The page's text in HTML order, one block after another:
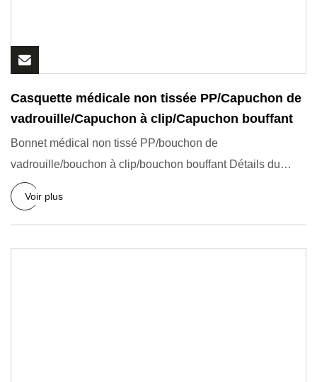
Casquette médicale non tissée PP/Capuchon de
vadrouille/Capuchon à clip/Capuchon bouffant
Bonnet médical non tissé PP/bouchon de
vadrouille/bouchon à clip/bouchon bouffant Détails du
produit Caractéristiques et
Voir plus